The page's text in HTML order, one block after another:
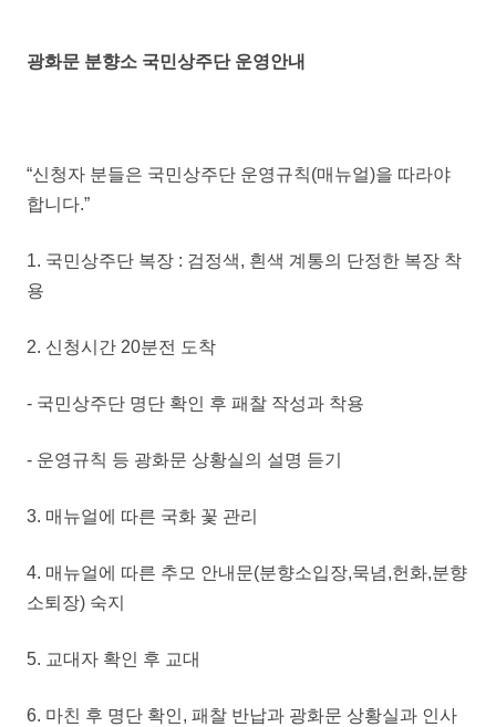
광화문 분향소 국민상주단 운영안내
“신청자 분들은 국민상주단 운영규칙(매뉴얼)을 따라야
합니다.”
1. 국민상주단 복장 : 검정색, 흰색 계통의 단정한 복장 착
용
2. 신청시간 20분전 도착
- 국민상주단 명단 확인 후 패찰 작성과 착용
- 운영규칙 등 광화문 상황실의 설명 듣기
3. 매뉴얼에 따른 국화 꽃 관리
4. 매뉴얼에 따른 추모 안내문(분향소입장,묵념,헌화,분향
소퇴장) 숙지
5. 교대자 확인 후 교대
6. 마친 후 명단 확인, 패찰 반납과 광화문 상황실과 인사